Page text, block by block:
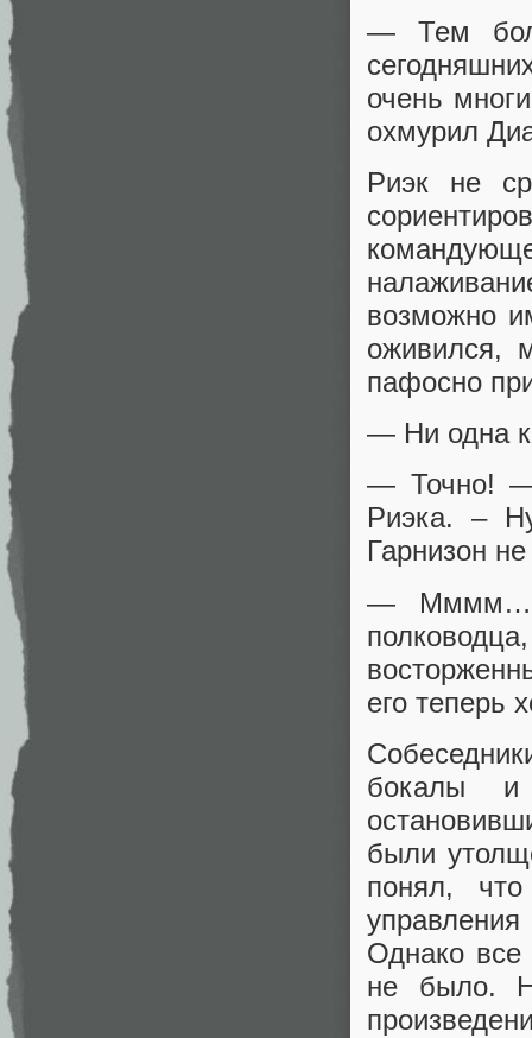
— Тем
очень
охмурил
Риэк не
возможно
оживился,
пафосно
— Ни одна
— Точно! —
Риэка. –
Гарнизон
— Мммм…
его теперь
бокалы и
были
понял,
Однако все
не было.